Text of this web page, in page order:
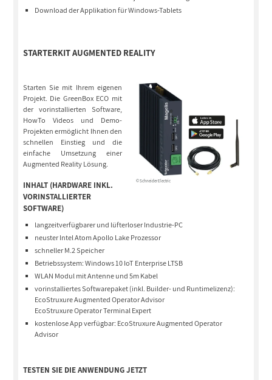
Download der Applikation für Windows-Tablets
STARTERKIT AUGMENTED REALITY
© Schneider Electric
Starten Sie mit Ihrem eigenen
Projekt. Die GreenBox ECO mit
der vorinstallierten Software,
HowTo Videos und Demo-
Projekten ermöglicht Ihnen den
schnellen Einstieg und die
einfache Umsetzung einer
Augmented Reality Lösung.
INHALT (HARDWARE INKL.
VORINSTALLIERTER
SOFTWARE)
langzeitverfügbarer und lüfterloser Industrie-PC
neuster Intel Atom Apollo Lake Prozessor
schneller M.2 Speicher
Betriebssystem: Windows 10 IoT Enterprise LTSB
WLAN Modul mit Antenne und 5m Kabel
vorinstalliertes Softwarepaket (inkl. Builder- und Runtimelizenz):
EcoStruxure Augmented Operator Advisor
EcoStruxure Operator Terminal Expert
kostenlose App verfügbar: EcoStruxure Augmented Operator
Advisor
TESTEN SIE DIE ANWENDUNG JETZT